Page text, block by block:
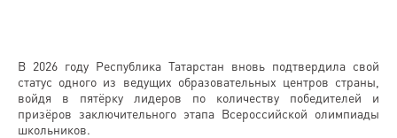
В 2026 году Республика Татарстан вновь подтвердила свой
статус одного из ведущих образовательных центров страны,
войдя в пятёрку лидеров по количеству победителей и
призёров заключительного этапа Всероссийской олимпиады
школьников.